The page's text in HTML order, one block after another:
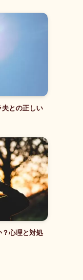
との正しい
心理と対処